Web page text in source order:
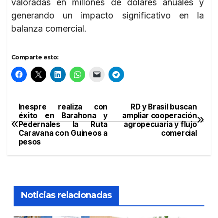
valoradas en millones de dólares anuales y
generando un impacto significativo en la
balanza comercial.
Comparte esto:
Navegación
de
entradas
RD y Brasil buscan
ampliar cooperación
agropecuaria y flujo
comercial
Inespre realiza con
éxito en Barahona y
Pedernales la Ruta
Caravana con Guineos a
pesos
Noticias relacionadas